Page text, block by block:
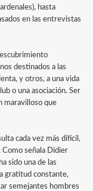
hasta
en las entrevistas
destinados a las
y otros, a una vida
o una asociación. Ser
maravilloso que
cada vez más difícil,
señala Didier
sido una de las
gratitud constante,
semejantes hombres